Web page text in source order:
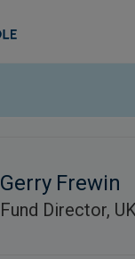
Gerry Frewin
Fund Director,